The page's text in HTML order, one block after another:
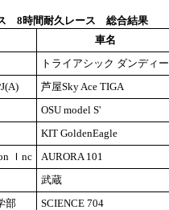
ス 8時間耐久レース 総合結果
車名
トライアシック ダンディー
芦屋Sky Ace TIGA
OSU model S'
KIT GoldenEagle
Ｉnc AURORA 101
武蔵
部 SCIENCE 704